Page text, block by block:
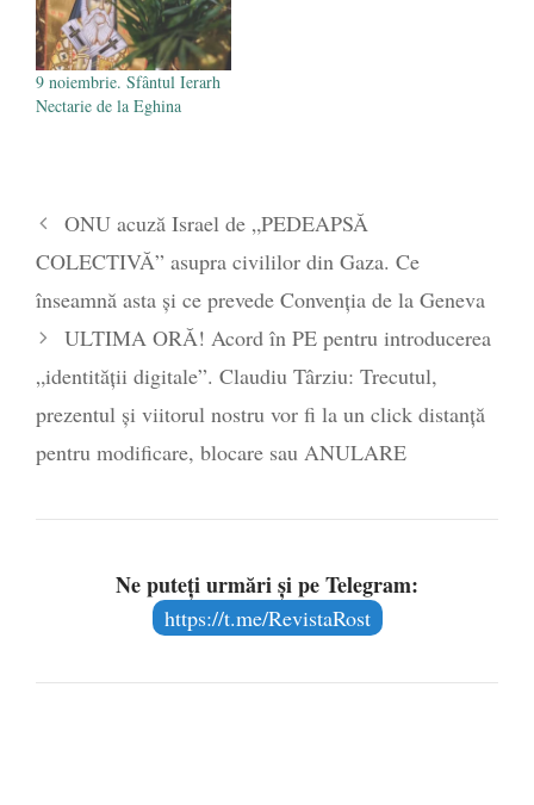
9 noiembrie. Sfântul Ierarh
Nectarie de la Eghina
ONU acuză Israel de „PEDEAPSĂ
COLECTIVĂ” asupra civililor din Gaza. Ce
înseamnă asta și ce prevede Convenția de la Geneva
ULTIMA ORĂ! Acord în PE pentru introducerea
„identității digitale”. Claudiu Târziu: Trecutul,
prezentul și viitorul nostru vor fi la un click distanță
pentru modificare, blocare sau ANULARE
Ne puteți urmări și pe Telegram:
https://t.me/RevistaRost